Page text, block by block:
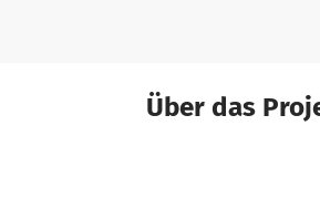
Über das